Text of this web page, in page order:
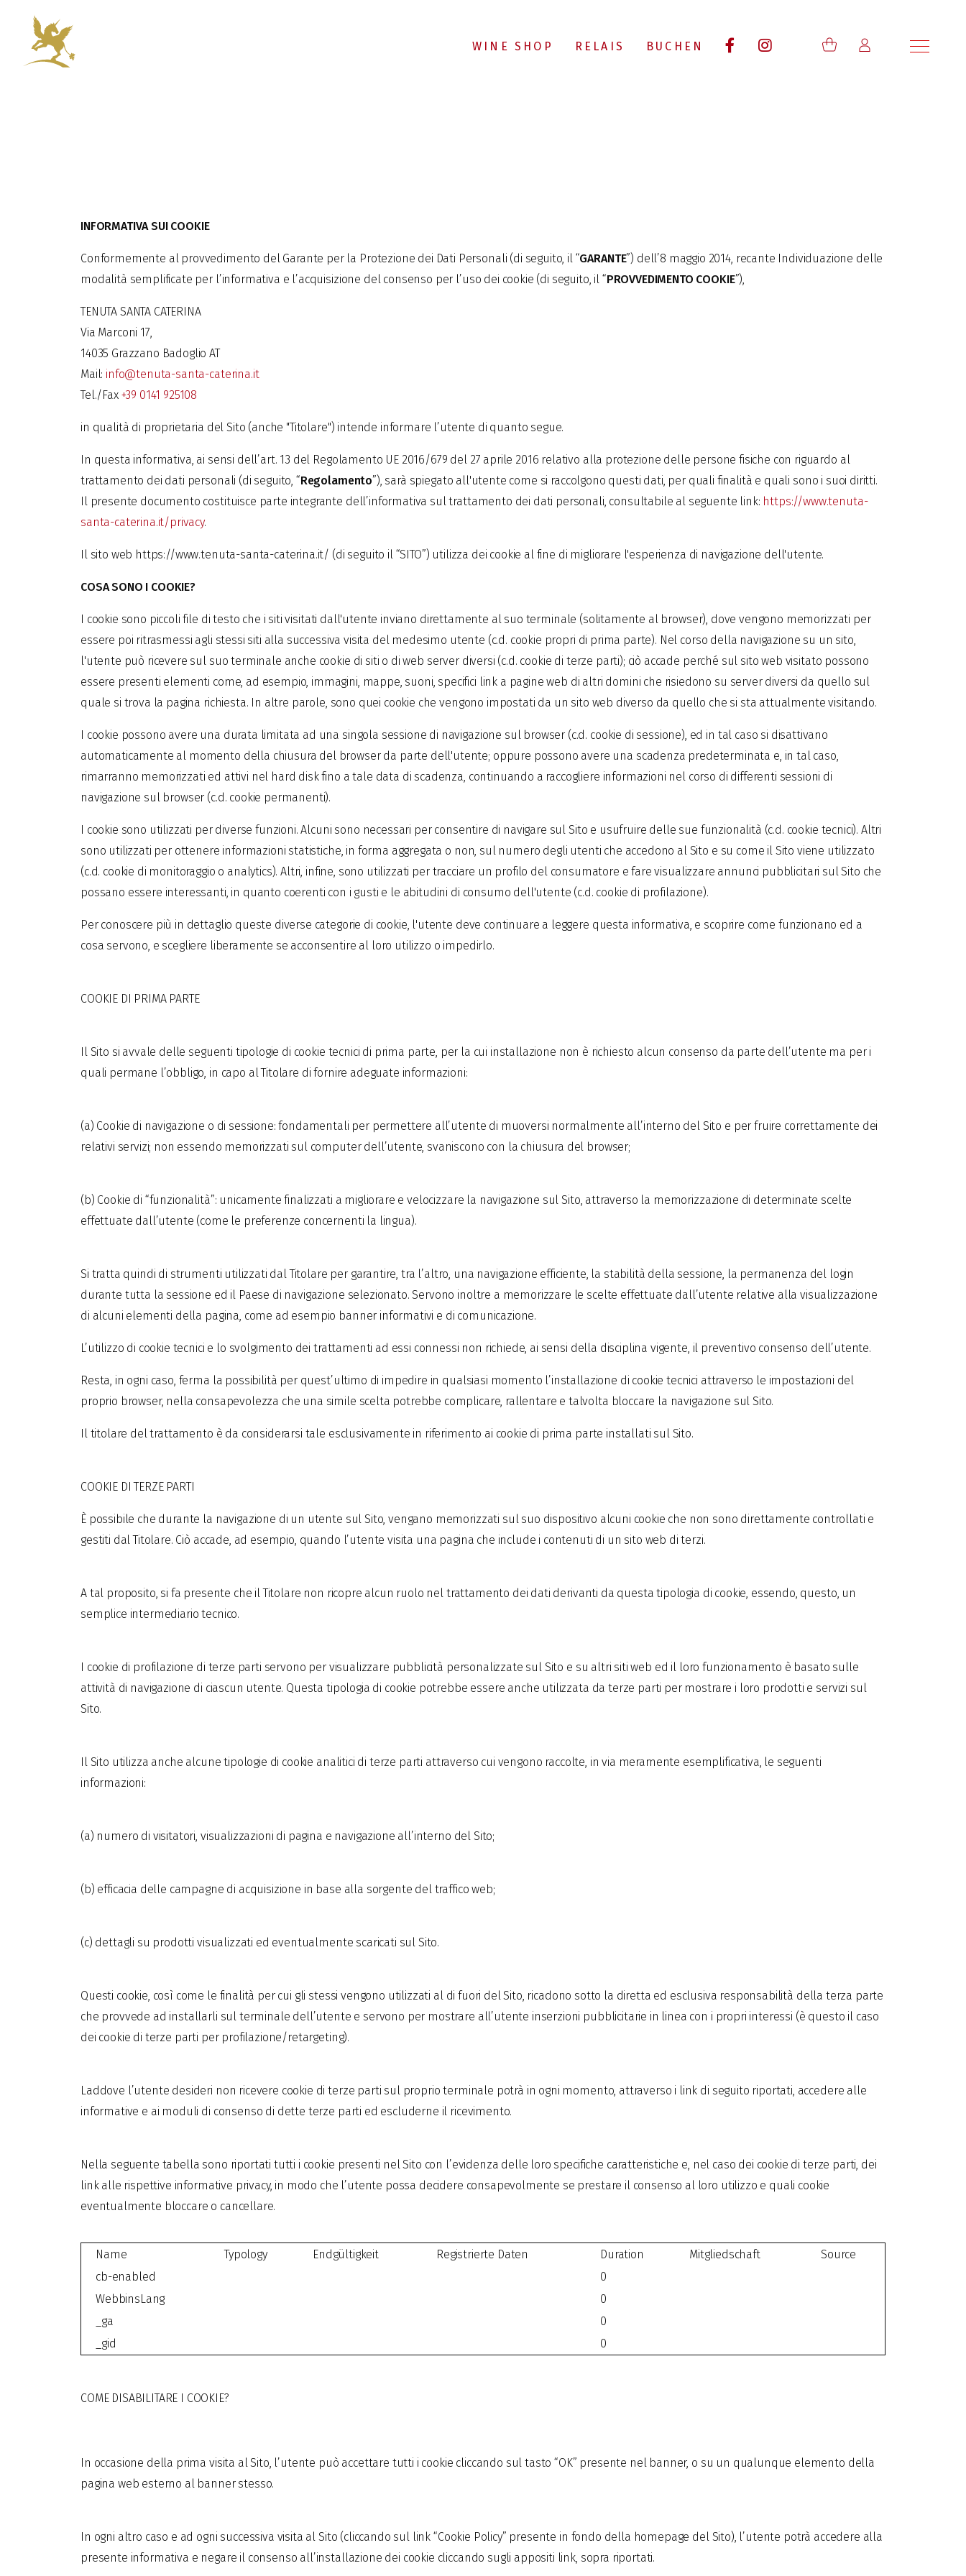
WINE SHOP RELAIS BUCHEN
INFORMATIVA SUI COOKIE
Conformemente al provvedimento del Garante per la Protezione dei Dati Personali (di seguito, il “GARANTE”) dell’8 maggio 2014, recante Individuazione delle
modalità semplificate per l’informativa e l’acquisizione del consenso per l’uso dei cookie (di seguito, il “PROVVEDIMENTO COOKIE”),
TENUTA SANTA CATERINA
Via Marconi 17,
14035 Grazzano Badoglio AT
Mail: info@tenuta-santa-caterina.it
Tel./Fax +39 0141 925108
in qualità di proprietaria del Sito (anche "Titolare") intende informare l’utente di quanto segue.
In questa informativa, ai sensi dell’art. 13 del Regolamento UE 2016/679 del 27 aprile 2016 relativo alla protezione delle persone fisiche con riguardo al
trattamento dei dati personali (di seguito, “Regolamento”), sarà spiegato all'utente come si raccolgono questi dati, per quali finalità e quali sono i suoi diritti.
Il presente documento costituisce parte integrante dell’informativa sul trattamento dei dati personali, consultabile al seguente link: https://www.tenuta-
santa-caterina.it/privacy.
Il sito web https://www.tenuta-santa-caterina.it/ (di seguito il “SITO”) utilizza dei cookie al fine di migliorare l'esperienza di navigazione dell'utente.
COSA SONO I COOKIE?
I cookie sono piccoli file di testo che i siti visitati dall'utente inviano direttamente al suo terminale (solitamente al browser), dove vengono memorizzati per
essere poi ritrasmessi agli stessi siti alla successiva visita del medesimo utente (c.d. cookie propri di prima parte). Nel corso della navigazione su un sito,
l'utente può ricevere sul suo terminale anche cookie di siti o di web server diversi (c.d. cookie di terze parti); ciò accade perché sul sito web visitato possono
essere presenti elementi come, ad esempio, immagini, mappe, suoni, specifici link a pagine web di altri domini che risiedono su server diversi da quello sul
quale si trova la pagina richiesta. In altre parole, sono quei cookie che vengono impostati da un sito web diverso da quello che si sta attualmente visitando.
I cookie possono avere una durata limitata ad una singola sessione di navigazione sul browser (c.d. cookie di sessione), ed in tal caso si disattivano
automaticamente al momento della chiusura del browser da parte dell'utente; oppure possono avere una scadenza predeterminata e, in tal caso,
rimarranno memorizzati ed attivi nel hard disk fino a tale data di scadenza, continuando a raccogliere informazioni nel corso di differenti sessioni di
navigazione sul browser (c.d. cookie permanenti).
I cookie sono utilizzati per diverse funzioni. Alcuni sono necessari per consentire di navigare sul Sito e usufruire delle sue funzionalità (c.d. cookie tecnici). Altri
sono utilizzati per ottenere informazioni statistiche, in forma aggregata o non, sul numero degli utenti che accedono al Sito e su come il Sito viene utilizzato
(c.d. cookie di monitoraggio o analytics). Altri, infine, sono utilizzati per tracciare un profilo del consumatore e fare visualizzare annunci pubblicitari sul Sito che
possano essere interessanti, in quanto coerenti con i gusti e le abitudini di consumo dell'utente (c.d. cookie di profilazione).
Per conoscere più in dettaglio queste diverse categorie di cookie, l'utente deve continuare a leggere questa informativa, e scoprire come funzionano ed a
cosa servono, e scegliere liberamente se acconsentire al loro utilizzo o impedirlo.
COOKIE DI PRIMA PARTE
Il Sito si avvale delle seguenti tipologie di cookie tecnici di prima parte, per la cui installazione non è richiesto alcun consenso da parte dell’utente ma per i
quali permane l’obbligo, in capo al Titolare di fornire adeguate informazioni:
(a) Cookie di navigazione o di sessione: fondamentali per permettere all’utente di muoversi normalmente all’interno del Sito e per fruire correttamente dei
relativi servizi; non essendo memorizzati sul computer dell’utente, svaniscono con la chiusura del browser;
(b) Cookie di “funzionalità”: unicamente finalizzati a migliorare e velocizzare la navigazione sul Sito, attraverso la memorizzazione di determinate scelte
effettuate dall’utente (come le preferenze concernenti la lingua).
Si tratta quindi di strumenti utilizzati dal Titolare per garantire, tra l’altro, una navigazione efficiente, la stabilità della sessione, la permanenza del login
durante tutta la sessione ed il Paese di navigazione selezionato. Servono inoltre a memorizzare le scelte effettuate dall’utente relative alla visualizzazione
di alcuni elementi della pagina, come ad esempio banner informativi e di comunicazione.
L’utilizzo di cookie tecnici e lo svolgimento dei trattamenti ad essi connessi non richiede, ai sensi della disciplina vigente, il preventivo consenso dell’utente.
Resta, in ogni caso, ferma la possibilità per quest’ultimo di impedire in qualsiasi momento l’installazione di cookie tecnici attraverso le impostazioni del
proprio browser, nella consapevolezza che una simile scelta potrebbe complicare, rallentare e talvolta bloccare la navigazione sul Sito.
Il titolare del trattamento è da considerarsi tale esclusivamente in riferimento ai cookie di prima parte installati sul Sito.
COOKIE DI TERZE PARTI
È possibile che durante la navigazione di un utente sul Sito, vengano memorizzati sul suo dispositivo alcuni cookie che non sono direttamente controllati e
gestiti dal Titolare. Ciò accade, ad esempio, quando l’utente visita una pagina che include i contenuti di un sito web di terzi.
A tal proposito, si fa presente che il Titolare non ricopre alcun ruolo nel trattamento dei dati derivanti da questa tipologia di cookie, essendo, questo, un
semplice intermediario tecnico.
I cookie di profilazione di terze parti servono per visualizzare pubblicità personalizzate sul Sito e su altri siti web ed il loro funzionamento è basato sulle
attività di navigazione di ciascun utente. Questa tipologia di cookie potrebbe essere anche utilizzata da terze parti per mostrare i loro prodotti e servizi sul
Sito.
Il Sito utilizza anche alcune tipologie di cookie analitici di terze parti attraverso cui vengono raccolte, in via meramente esemplificativa, le seguenti
informazioni:
(a) numero di visitatori, visualizzazioni di pagina e navigazione all’interno del Sito;
(b) efficacia delle campagne di acquisizione in base alla sorgente del traffico web;
(c) dettagli su prodotti visualizzati ed eventualmente scaricati sul Sito.
Questi cookie, così come le finalità per cui gli stessi vengono utilizzati al di fuori del Sito, ricadono sotto la diretta ed esclusiva responsabilità della terza parte
che provvede ad installarli sul terminale dell’utente e servono per mostrare all’utente inserzioni pubblicitarie in linea con i propri interessi (è questo il caso
dei cookie di terze parti per profilazione/retargeting).
Laddove l’utente desideri non ricevere cookie di terze parti sul proprio terminale potrà in ogni momento, attraverso i link di seguito riportati, accedere alle
informative e ai moduli di consenso di dette terze parti ed escluderne il ricevimento.
Nella seguente tabella sono riportati tutti i cookie presenti nel Sito con l’evidenza delle loro specifiche caratteristiche e, nel caso dei cookie di terze parti, dei
link alle rispettive informative privacy, in modo che l’utente possa decidere consapevolmente se prestare il consenso al loro utilizzo e quali cookie
eventualmente bloccare o cancellare.
Name Typology Endgültigkeit Registrierte Daten Duration Mitgliedschaft
Source
cb-enabled
0
WebbinsLang
0
_ga
0
_gid
0
COME DISABILITARE I COOKIE?
In occasione della prima visita al Sito, l’utente può accettare tutti i cookie cliccando sul tasto “OK” presente nel banner, o su un qualunque elemento della
pagina web esterno al banner stesso.
In ogni altro caso e ad ogni successiva visita al Sito (cliccando sul link “Cookie Policy” presente in fondo della homepage del Sito), l’utente potrà accedere alla
presente informativa e negare il consenso all’installazione dei cookie cliccando sugli appositi link, sopra riportati.